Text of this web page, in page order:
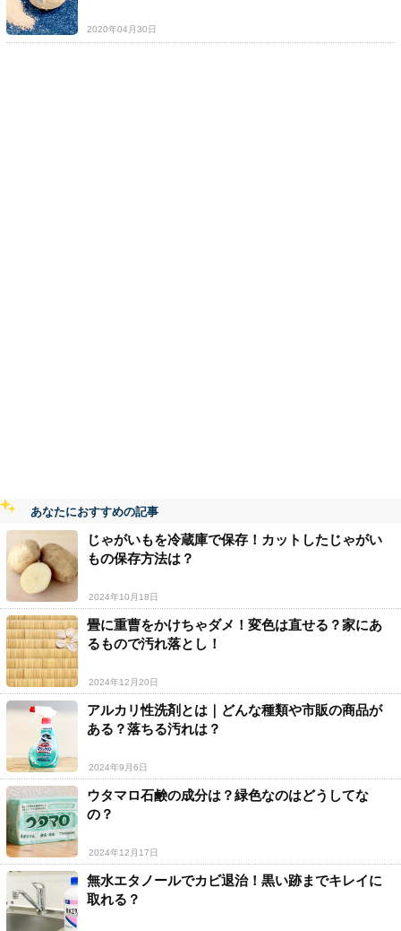
2020年04月30日
あなたにおすすめの記事
じゃがいもを冷蔵庫で保存！カットしたじゃがい
もの保存方法は？
2024年10月18日
畳に重曹をかけちゃダメ！変色は直せる？家にあ
るもので汚れ落とし！
2024年12月20日
アルカリ性洗剤とは｜どんな種類や市販の商品が
ある？落ちる汚れは？
2024年9月6日
ウタマロ石鹸の成分は？緑色なのはどうしてな
の？
2024年12月17日
無水エタノールでカビ退治！黒い跡までキレイに
取れる？